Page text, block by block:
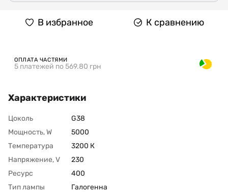
В избранное К сравнению
ОПЛАТА ЧАСТЯМИ
5 платежей по 569.80 грн
Характеристики
Цоколь
G38
Мощность, W
5000
Температура
3200 К
Напряжение, V
230
Ресурс
400
Тип лампы
Галогенна